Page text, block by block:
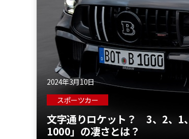
2024年3月10日
スポーツカー
文字通りロケット？ 3、2、
1000」の凄さとは？